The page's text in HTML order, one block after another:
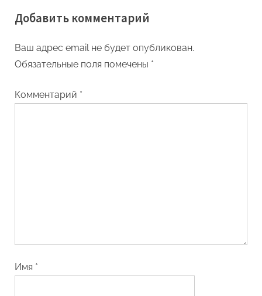
Добавить комментарий
Ваш адрес email не будет опубликован.
Обязательные поля помечены *
Комментарий *
Имя *